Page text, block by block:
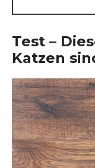
Test –
Katzen